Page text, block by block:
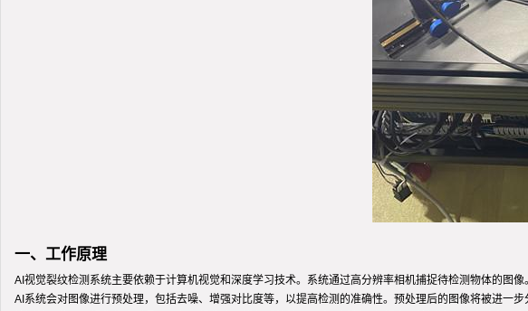
一、工作原理
AI视觉裂纹检测系统主要依赖于计算机视觉和深度学习技术。系统通过高分辨率相机捕捉待检测物体的图
AI系统会对图像进行预处理，包括去噪、增强对比度等，以提高检测的准确性。预处理后的图像将被进一